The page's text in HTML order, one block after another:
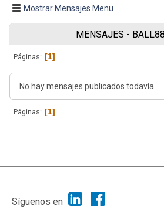
Mostrar Mensajes Menu
MENSAJES -
Páginas 1
No hay mensajes publicados todavía.
Páginas 1
|
Síguenos en